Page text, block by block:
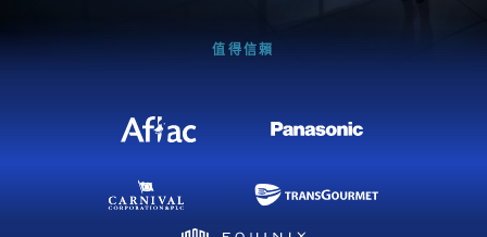
值得信賴